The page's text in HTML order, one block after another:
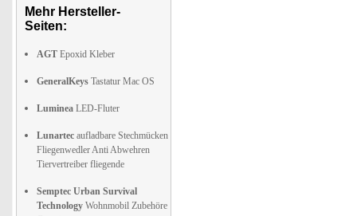
Mehr Hersteller-
Seiten:
AGT Epoxid Kleber
GeneralKeys Tastatur Mac OS
Luminea LED-Fluter
Lunartec aufladbare Stechmücken
Fliegenwedler Anti Abwehren
Tiervertreiber fliegende
Semptec Urban Survival
Technology Wohnmobil Zubehöre